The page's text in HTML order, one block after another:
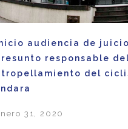
audiencia de
responsable
del
31, 2020